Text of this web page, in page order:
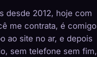
desde 2012, hoje com
me contrata, é comigo
ao site no ar, e depois
sem telefone sem fim,